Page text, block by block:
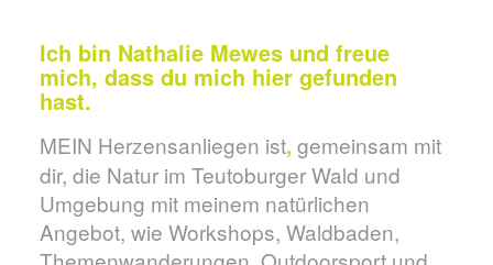
Ich bin Nathalie Mewes und freue
mich, dass du mich hier gefunden
hast.
MEIN Herzensanliegen ist, gemeinsam mit
dir, die Natur im Teutoburger Wald und
Umgebung mit meinem natürlichen
Angebot, wie Workshops, Waldbaden,